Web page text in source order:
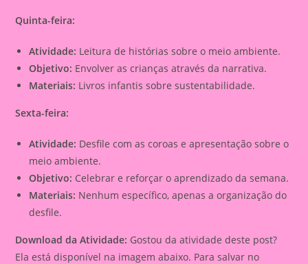
Quinta-feira:
Atividade: Leitura de histórias sobre o meio ambiente.
Objetivo: Envolver as crianças através da narrativa.
Materiais: Livros infantis sobre sustentabilidade.
Sexta-feira:
Atividade: Desfile com as coroas e apresentação sobre o
meio ambiente.
Objetivo: Celebrar e reforçar o aprendizado da semana.
Materiais: Nenhum específico, apenas a organização do
desfile.
Download da Atividade: Gostou da atividade deste post?
Ela está disponível na imagem abaixo. Para salvar no